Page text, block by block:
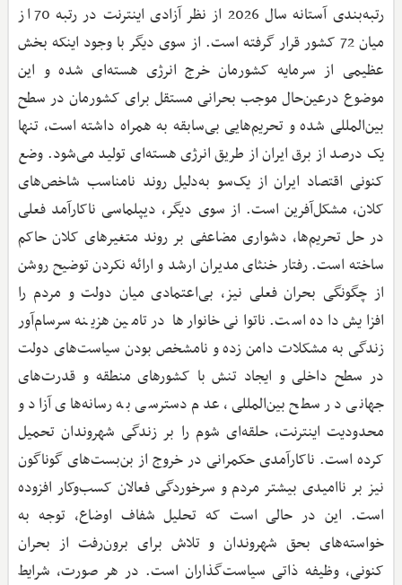
رتبه‌بندی آستانه سال 2026 از نظر آزادی اینترنت در رتبه 70 از
میان 72 کشور قرار گرفته است. از سوی دیگر با وجود اینکه بخش
عظیمی از سرمایه کشورمان خرج انرژی هسته‌ای شده و این
موضوع درعین‌حال موجب بحرانی مستقل برای کشورمان در سطح
بین‌المللی شده و تحریم‌هایی بی‌سابقه به همراه داشته است، تنها
یک درصد از برق ایران از طریق انرژی هسته‌ای تولید می‌شود. وضع
کنونی اقتصاد ایران از یک‌سو به‌دلیل روند نامناسب شاخص‌های
کلان، مشکل‌آفرین است. از سوی دیگر، دیپلماسی ناکارآمد فعلی
در حل تحریم‌ها، دشواری مضاعفی بر روند متغیرهای کلان حاکم
ساخته است. رفتار خنثای مدیران ارشد و ارائه نکردن توضیح روشن
از چگونگی بحران فعلی نیز، بی‌اعتمادی میان دولت و مردم را
افزایش داده است. ناتوانی خانوارها در تامین هزینه سرسام‌آور
زندگی به مشکلات دامن زده و نامشخص بودن سیاست‌های دولت
در سطح داخلی و ایجاد تنش با کشورهای منطقه و قدرت‌های
جهانی در سطح بین‌المللی، عدم دسترسی به رسانه‌های آزاد و
محدودیت اینترنت، حلقه‌ای شوم را بر زندگی شهروندان تحمیل
کرده است. ناکارآمدی حکمرانی در خروج از بن‌بست‌های گوناگون
نیز بر ناامیدی بیشتر مردم و سرخوردگی فعالان کسب‌وکار افزوده
است. این در حالی است که تحلیل شفاف اوضاع، توجه به
خواسته‌های بحق شهروندان و تلاش برای برون‌رفت از بحران
کنونی، وظیفه ذاتی سیاست‌گذاران است. در هر صورت، شرایط